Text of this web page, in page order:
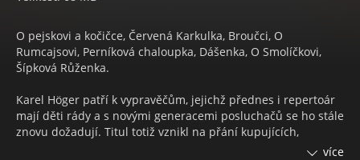
O pejskovi a kočičce, Červená Karkulka, Broučci, O
Rumcajsovi, Perníková chaloupka, Dášenka, O Smolíčkovi,
Šípková Růženka.
Karel Höger patří k vypravěčům, jejichž přednes i repertoár
mají děti rády a s novými generacemi posluchačů se ho stále
znovu dožadují. Titul totiž vznikl na přání kupujících,
toužících mít krásné Högerovy pohádky shromážděny na více